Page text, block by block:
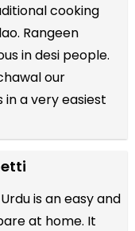
cooking
. Rangeen
in desi people.
our
in a very easiest
is an easy and
at home. It